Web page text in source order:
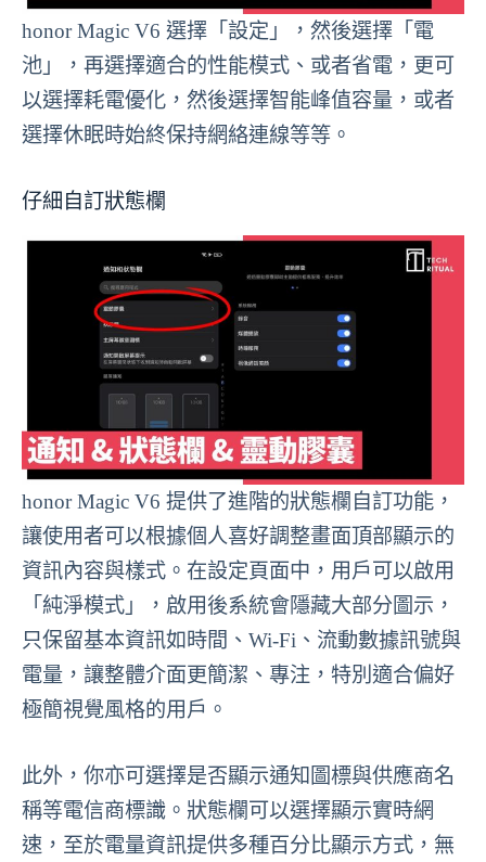
honor Magic V6 選擇「設定」，然後選擇「電
池」，再選擇適合的性能模式、或者省電，更可
以選擇耗電優化，然後選擇智能峰值容量，或者
選擇休眠時始終保持網絡連線等等。
仔細自訂狀態欄
honor Magic V6 提供了進階的狀態欄自訂功能，
讓使用者可以根據個人喜好調整畫面頂部顯示的
資訊內容與樣式。在設定頁面中，用戶可以啟用
「純淨模式」，啟用後系統會隱藏大部分圖示，
只保留基本資訊如時間、Wi-Fi、流動數據訊號與
電量，讓整體介面更簡潔、專注，特別適合偏好
極簡視覺風格的用戶。
此外，你亦可選擇是否顯示通知圖標與供應商名
稱等電信商標識。狀態欄可以選擇顯示實時網
速，至於電量資訊提供多種百分比顯示方式，無